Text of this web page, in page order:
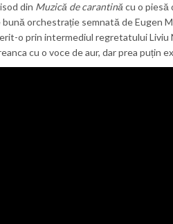
din Muzică de carantină cu o piesă
orchestrație semnată de Eugen
o prin intermediul regretatului Liviu
cu o voce de aur, dar prea puțin